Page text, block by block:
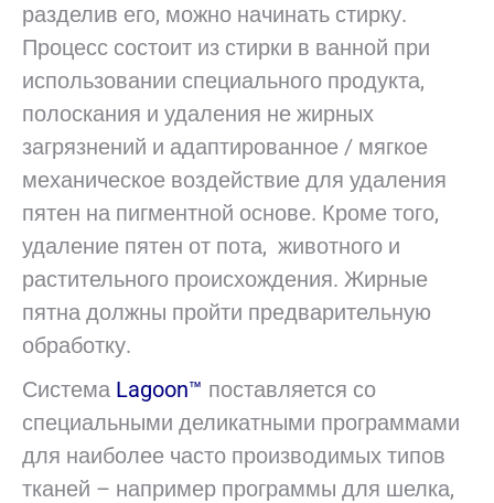
разделив его, можно начинать стирку.
Процесс состоит из стирки в ванной при
использовании специального продукта,
полоскания и удаления не жирных
загрязнений и адаптированное / мягкое
механическое воздействие для удаления
пятен на пигментной основе. Кроме того,
удаление пятен от пота, животного и
растительного происхождения. Жирные
пятна должны пройти предварительную
обработку.
Система Lagoon™ поставляется со
специальными деликатными программами
для наиболее часто производимых типов
тканей – например программы для шелка,